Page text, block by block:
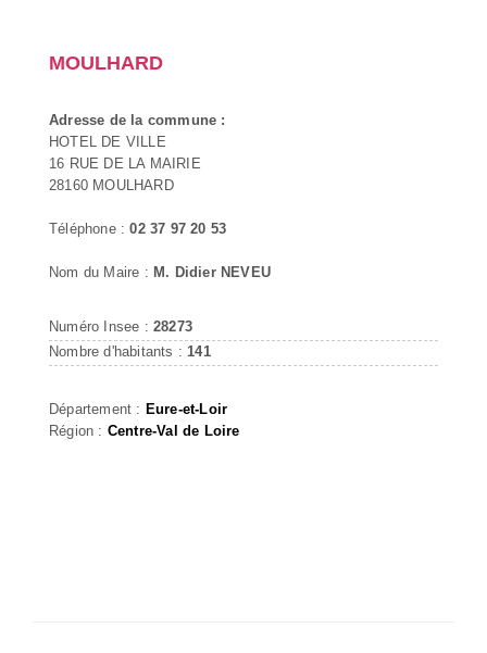
MOULHARD
Adresse de la commune :
HOTEL DE VILLE
16 RUE DE LA MAIRIE
28160 MOULHARD
Téléphone :02 37 97 20 53
Nom du Maire : M. Didier NEVEU
Numéro Insee : 28273
Nombre d'habitants : 141
Département : Eure-et-Loir
Région : Centre-Val de Loire